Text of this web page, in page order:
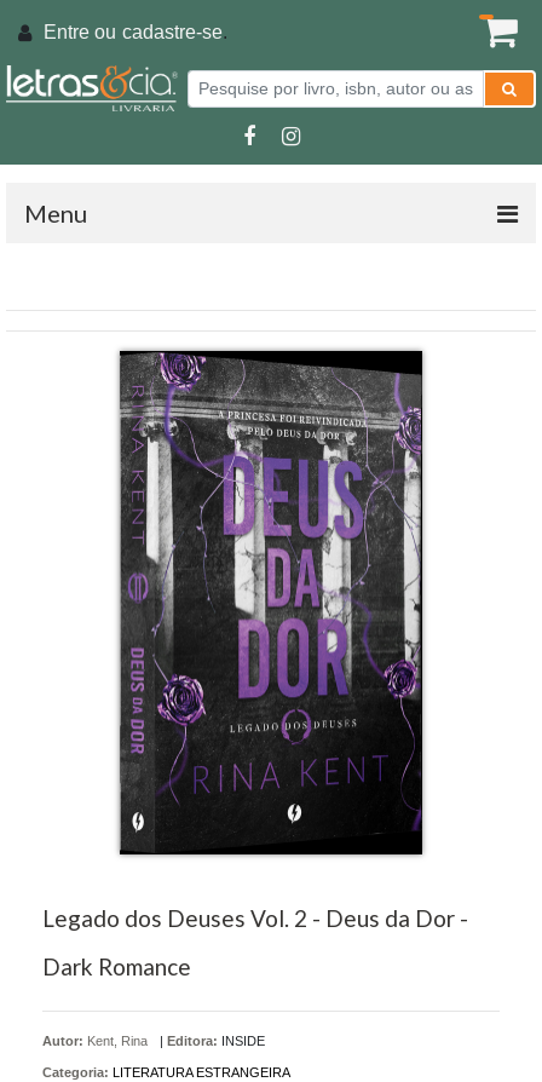
Entre ou cadastre-se.
Menu
Legado dos Deuses Vol. 2 - Deus da Dor -
Dark Romance
Autor: Kent, Rina | Editora: INSIDE
Categoria: LITERATURA ESTRANGEIRA